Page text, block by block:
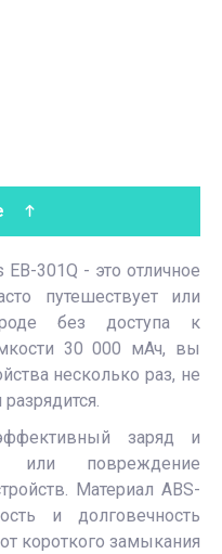
301Q - это отличное
путешествует или
без доступа к
30 000 мАч, вы
несколько раз, не
заряд и
или повреждение
Материал ABS-
и долговечность
короткого замыкания